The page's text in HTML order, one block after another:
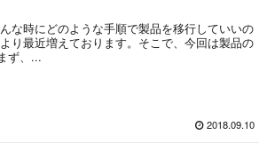
な時にどのような手順で製品を移行していいの
り最近増えております。そこで、今回は製品の
ず、...
2018.09.10